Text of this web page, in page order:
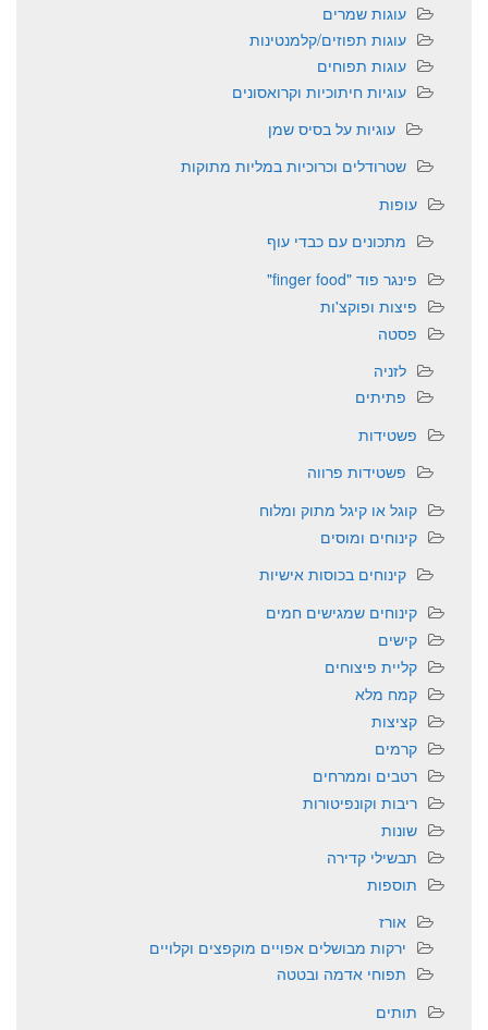
עוגות שמרים
עוגות תפוזים/קלמנטינות
עוגות תפוחים
עוגיות חיתוכיות וקרואסונים
עוגיות על בסיס שמן
שטרודלים וכרוכיות במליות מתוקות
עופות
מתכונים עם כבדי עוף
פינגר פוד "finger food"
פיצות ופוקצ'ות
פסטה
לזניה
פתיתים
פשטידות
פשטידות פרווה
קוגל או קיגל מתוק ומלוח
קינוחים ומוסים
קינוחים בכוסות אישיות
קינוחים שמגישים חמים
קישים
קליית פיצוחים
קמח מלא
קציצות
קרמים
רטבים וממרחים
ריבות וקונפיטורות
שונות
תבשילי קדירה
תוספות
אורז
ירקות מבושלים אפויים מוקפצים וקלויים
תפוחי אדמה ובטטה
תותים